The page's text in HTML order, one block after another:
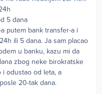
5 dana
putem bank transfer-a i
ili 5 dana. Ja sam placao
u banku, kazu mi da
zbog neke birokratske
odustao od leta, a
20-tak dana.